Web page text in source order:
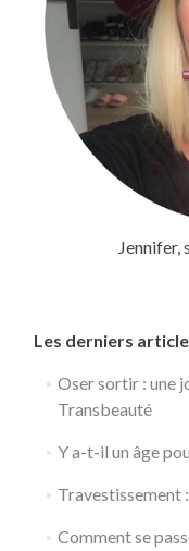
Jennifer,
Les derniers
Oser sortir : une
Transbeauté
Y a-t-il un âge
Travestissement
Comment se